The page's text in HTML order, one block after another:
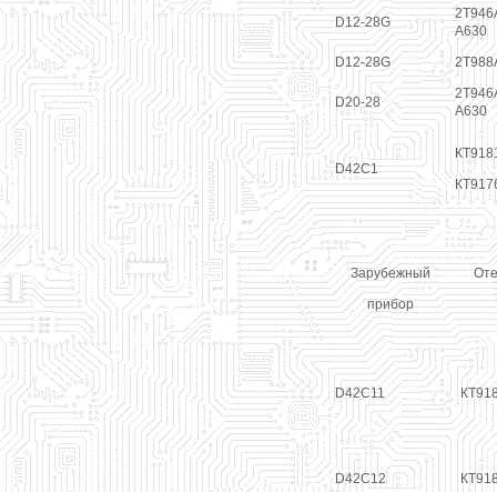
D12-28G
А630
D12-28G
D20-28
А630
D42C1
Зарубежный
прибор
D42C11
D42C12